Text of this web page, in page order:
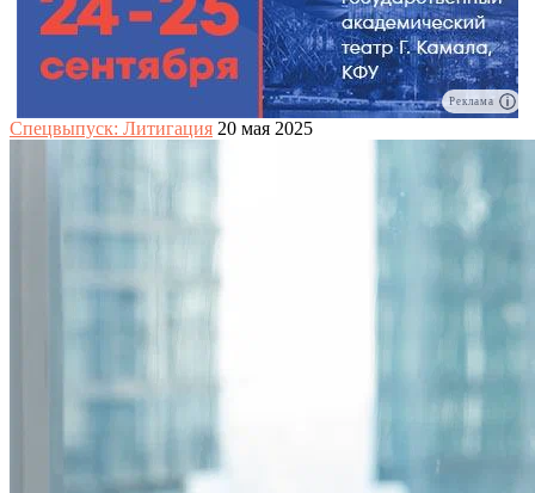
Реклама
Спецвыпуск: Литигация 20 мая 2025